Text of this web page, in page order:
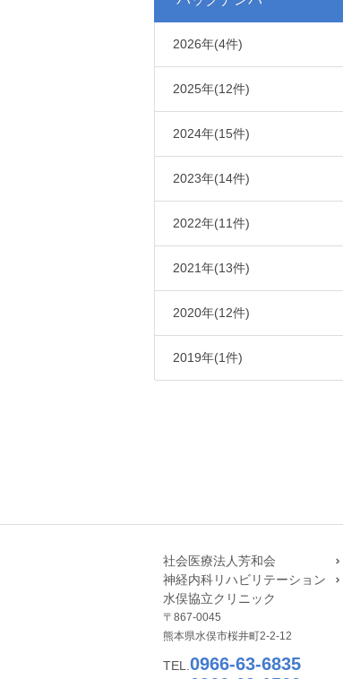
2026年(4件)
2025年(12件)
2024年(15件)
2023年(14件)
2022年(11件)
2021年(13件)
2020年(12件)
2019年(1件)
社会医療法人芳和会
神経内科リハビリテーション
水俣協立クリニック
〒867-0045
熊本県水俣市桜井町2-2-12
TEL. 0966-63-6835